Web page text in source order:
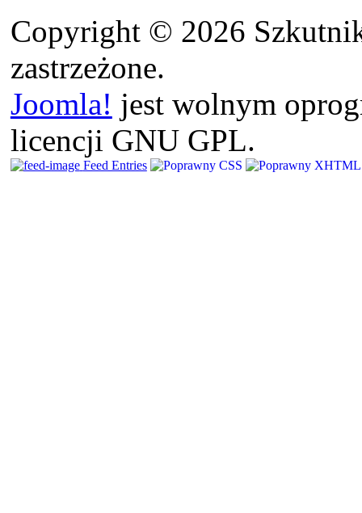
Copyright © 2026
zastrzeżone.
Joomla! jest wolnym
licencji GNU GPL.
Feed Entries